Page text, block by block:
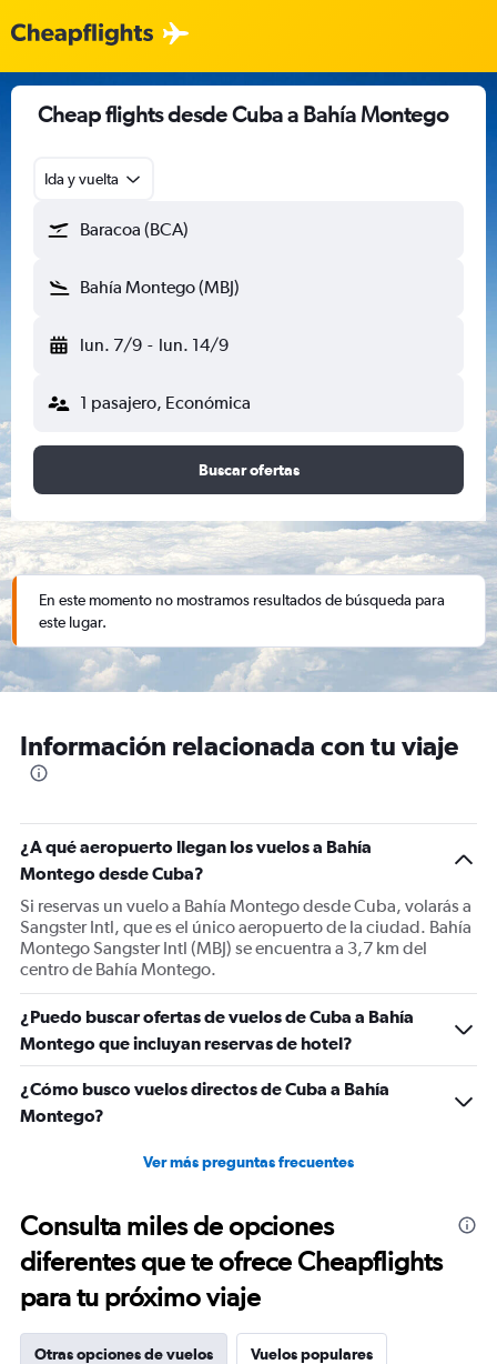
Cheap flights desde Cuba a Bahía Montego
Ida y vuelta
Baracoa (BCA)
Bahía Montego (MBJ)
lun. 7/9 - lun. 14/9
1 pasajero, Económica
Buscar ofertas
En este momento no mostramos resultados de búsqueda para
este lugar.
Información relacionada con tu viaje
¿A qué aeropuerto llegan los vuelos a Bahía
Montego desde Cuba?
Si reservas un vuelo a Bahía Montego desde Cuba, volarás a
Sangster Intl, que es el único aeropuerto de la ciudad. Bahía
Montego Sangster Intl (MBJ) se encuentra a 3,7 km del
centro de Bahía Montego.
¿Puedo buscar ofertas de vuelos de Cuba a Bahía
Montego que incluyan reservas de hotel?
¿Cómo busco vuelos directos de Cuba a Bahía
Montego?
Ver más preguntas frecuentes
Consulta miles de opciones
diferentes que te ofrece Cheapflights
para tu próximo viaje
Otras opciones de vuelos Vuelos populares